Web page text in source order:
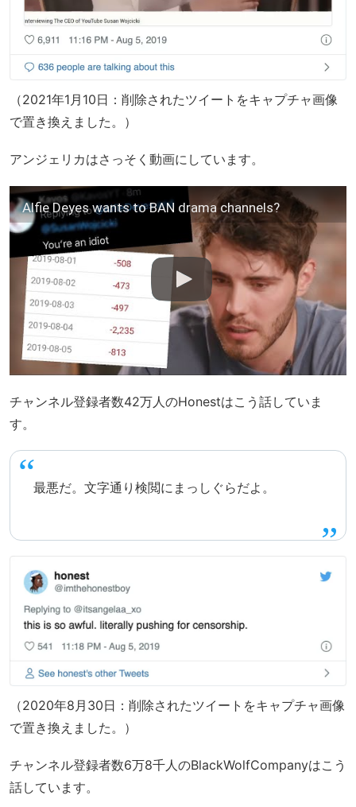
（2021年1月10日：削除されたツイートをキャプチャ画像
で置き換えました。）
アンジェリカはさっそく動画にしています。
Alfie Deyes wants to BAN drama channels?
チャンネル登録者数42万人のHonestはこう話していま
す。
最悪だ。文字通り検閲にまっしぐらだよ。
（2020年8月30日：削除されたツイートをキャプチャ画像
で置き換えました。）
チャンネル登録者数6万8千人のBlackWolfCompanyはこう
話しています。